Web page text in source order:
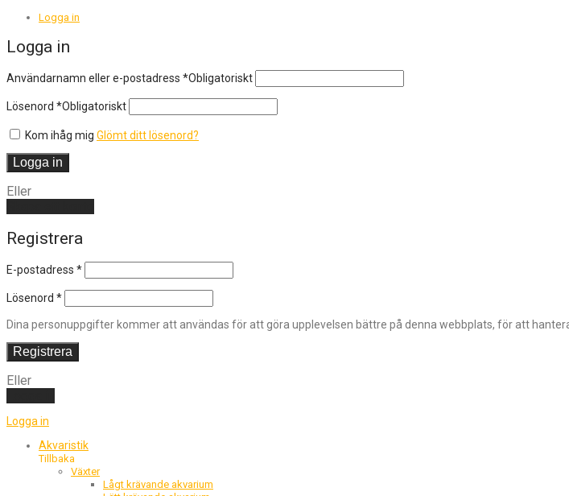
Logga in
Logga in
Användarnamn eller e-postadress *Obligatoriskt
Lösenord *Obligatoriskt
Kom ihåg mig Glömt ditt lösenord?
Logga in
Eller
Registrera
E-postadress *
Lösenord *
Dina personuppgifter kommer att användas för att göra upplevelsen bättre på denna webbplats, för att
Registrera
Eller
Logga in
Akvaristik
Tillbaka
Växter
Lågt krävande akvarium